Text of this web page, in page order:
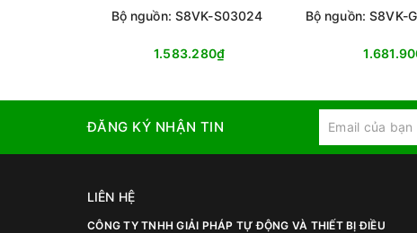
Bộ nguồn: S8VK-S03024
1.583.280₫
Bộ nguồn: S8VK-
ĐĂNG KÝ NHẬN TIN
LIÊN HỆ
CÔNG TY TNHH GIẢI PHÁP TỰ ĐỘNG VÀ THIẾT BỊ ĐIỀU